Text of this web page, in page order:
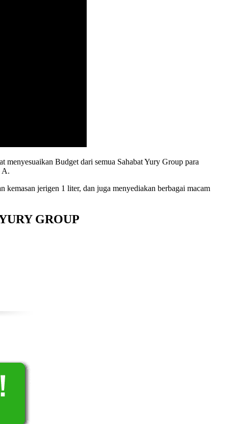
Budget dari semua Sahabat Yury Group para
A.
jerigen 1 liter, dan juga menyediakan berbagai macam
GROUP